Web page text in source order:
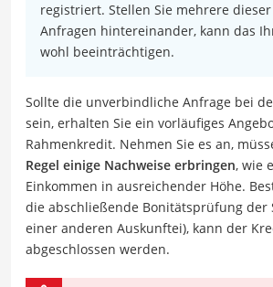
registriert. Stellen Sie mehrere dieser
Anfragen hintereinander, kann das
wohl beeinträchtigen.
Sollte die unverbindliche Anfrage bei
sein, erhalten Sie ein vorläufiges
Rahmenkredit. Nehmen Sie es an,
Regel einige Nachweise erbringen, wie
Einkommen in ausreichender Höhe.
die abschließende Bonitätsprüfung der
einer anderen Auskunftei), kann der
abgeschlossen werden.